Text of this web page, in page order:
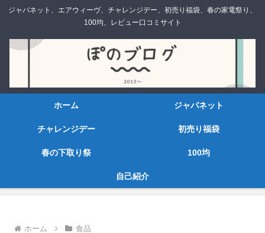
ジャパネット、エアウィーヴ、チャレンジデー、初売り福袋、春の家電祭り、
100均、レビュー口コミサイト
ホーム ジャパネット
チャレンジデー 初売り福袋
春の下取り祭 100均
自己紹介
ホーム 食品